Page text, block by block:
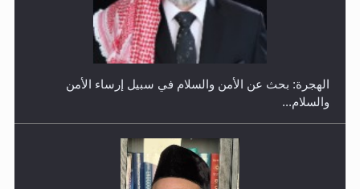
إتمام حفظ القرآن الكريم لثلاثة طلاب من مدرسة الحفظ في
الهجرة: بحث عن الأمن والسلام في سبيل إرساء الأمن
والسلام...